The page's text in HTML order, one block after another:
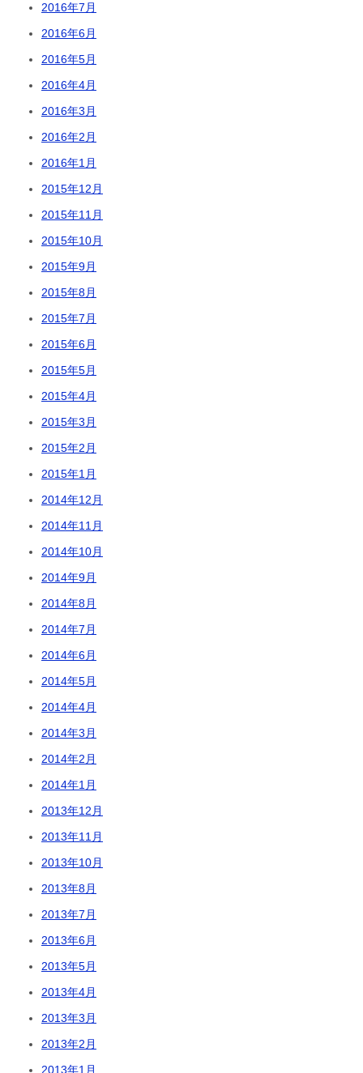
2016年7月
2016年6月
2016年5月
2016年4月
2016年3月
2016年2月
2016年1月
2015年12月
2015年11月
2015年10月
2015年9月
2015年8月
2015年7月
2015年6月
2015年5月
2015年4月
2015年3月
2015年2月
2015年1月
2014年12月
2014年11月
2014年10月
2014年9月
2014年8月
2014年7月
2014年6月
2014年5月
2014年4月
2014年3月
2014年2月
2014年1月
2013年12月
2013年11月
2013年10月
2013年8月
2013年7月
2013年6月
2013年5月
2013年4月
2013年3月
2013年2月
2013年1月